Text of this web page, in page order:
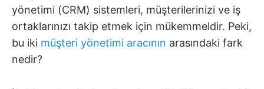
yönetimi (CRM) sistemleri, müşterilerinizi ve iş
ortaklarınızı takip etmek için mükemmeldir. Peki,
bu iki müşteri yönetimi aracının arasındaki fark
nedir?